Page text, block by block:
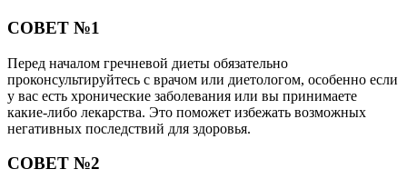
СОВЕТ №1
Перед началом гречневой диеты обязательно
проконсультируйтесь с врачом или диетологом, особенно если
у вас есть хронические заболевания или вы принимаете
какие-либо лекарства. Это поможет избежать возможных
негативных последствий для здоровья.
СОВЕТ №2